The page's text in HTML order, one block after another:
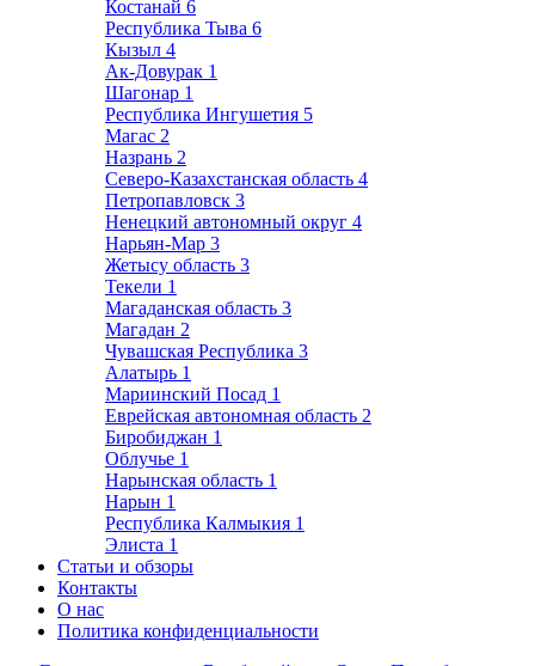
Костанай 6
Республика Тыва 6
Кызыл 4
Ак-Довурак 1
Шагонар 1
Республика Ингушетия 5
Магас 2
Назрань 2
Северо-Казахстанская область 4
Петропавловск 3
Ненецкий автономный округ 4
Нарьян-Мар 3
Жетысу область 3
Текели 1
Магаданская область 3
Магадан 2
Чувашская Республика 3
Алатырь 1
Мариинский Посад 1
Еврейская автономная область 2
Биробиджан 1
Облучье 1
Нарынская область 1
Нарын 1
Республика Калмыкия 1
Элиста 1
Статьи и обзоры
Контакты
О нас
Политика конфиденциальности